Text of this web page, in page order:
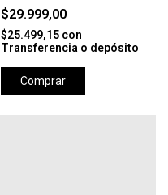
$29.999,00
$25.499,15 con
Transferencia o depósito
Comprar